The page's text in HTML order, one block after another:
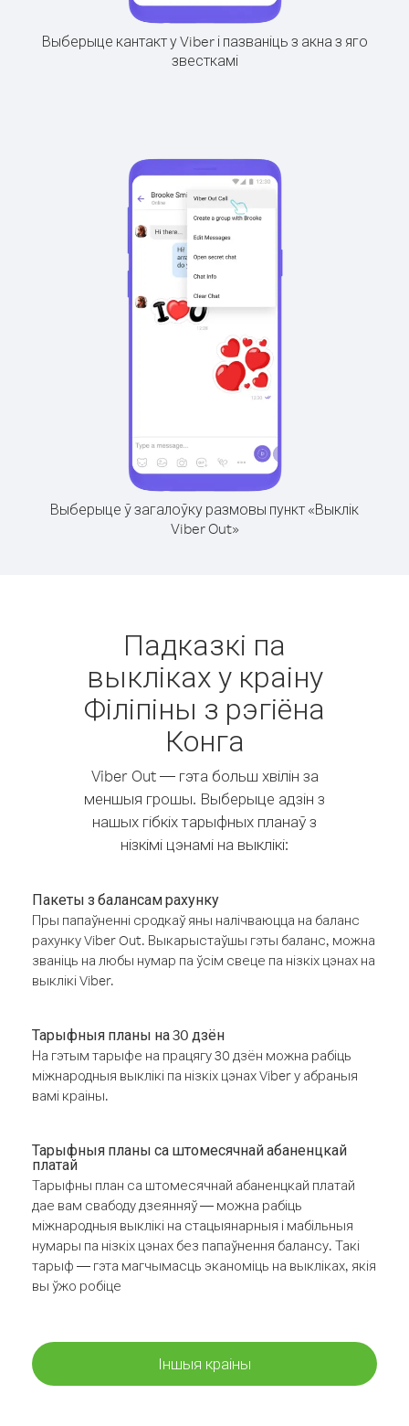
Выберыце кантакт у Viber і пазваніць з акна з яго
звесткамі
Выберыце ў загалоўку размовы пункт «Выклік
Viber Out»
Падказкі па
выкліках у краіну
Філіпіны з рэгіёна
Конга
Viber Out — гэта больш хвілін за
меншыя грошы. Выберыце адзін з
нашых гібкіх тарыфных планаў з
нізкімі цэнамі на выклікі:
Пакеты з балансам рахунку
Пры папаўненні сродкаў яны налічваюцца на баланс
рахунку Viber Out. Выкарыстаўшы гэты баланс, можна
званіць на любы нумар па ўсім свеце па нізкіх цэнах на
выклікі Viber.
Тарыфныя планы на 30 дзён
На гэтым тарыфе на працягу 30 дзён можна рабіць
міжнародныя выклікі па нізкіх цэнах Viber у абраныя
вамі краіны.
Тарыфныя планы са штомесячнай абаненцкай
платай
Тарыфны план са штомесячнай абаненцкай платай
дае вам свабоду дзеянняў — можна рабіць
міжнародныя выклікі на стацыянарныя і мабільныя
нумары па нізкіх цэнах без папаўнення балансу. Такі
тарыф — гэта магчымасць эканоміць на выкліках, якія
вы ўжо робіце
Іншыя краіны